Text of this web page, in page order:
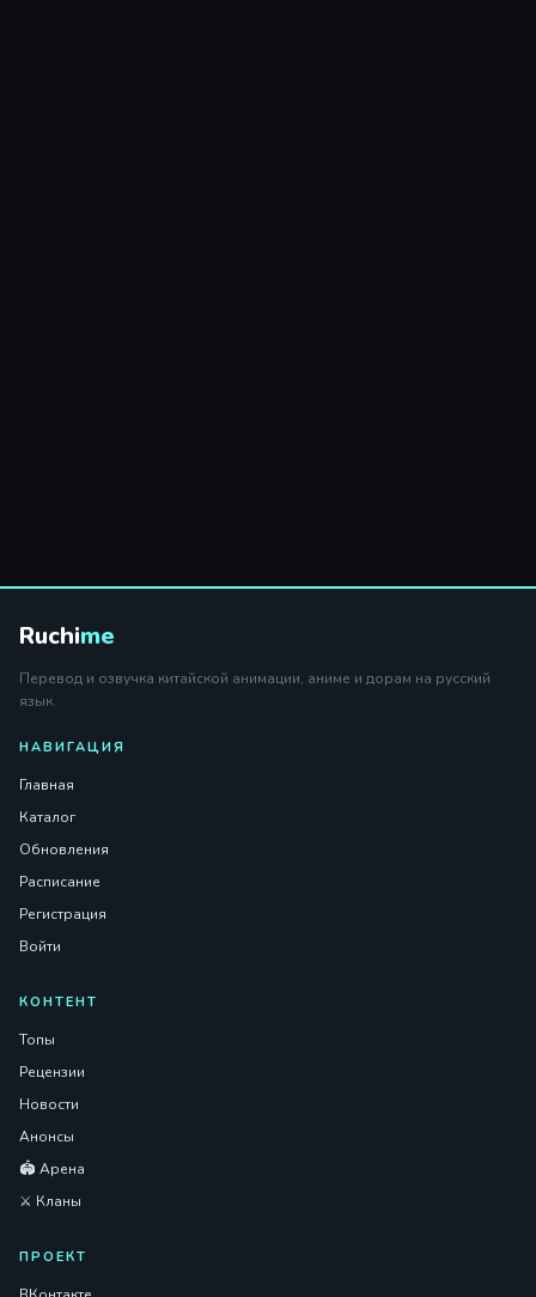
Ruchime
Перевод и озвучка китайской анимации, аниме и дорам на русский
язык.
НАВИГАЦИЯ
Главная
Каталог
Обновления
Расписание
Регистрация
Войти
КОНТЕНТ
Топы
Рецензии
Новости
Анонсы
🏟️ Арена
⚔️ Кланы
ПРОЕКТ